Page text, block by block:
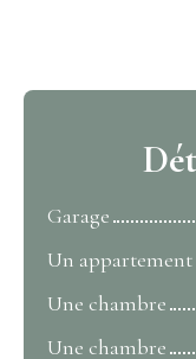
Garage
Un
Une chambre
Une chambre